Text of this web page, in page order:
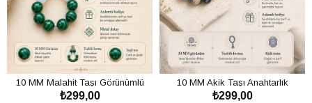
10 MM Malahit Taşı Görünümlü
Anahtarlık
₺299,00
10 MM Akik Taşı Anahtarlık
₺299,00